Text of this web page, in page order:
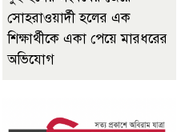
সোহরাওয়ার্দী হলের এক
শিক্ষার্থীকে একা পেয়ে মারধরের
অভিযোগ